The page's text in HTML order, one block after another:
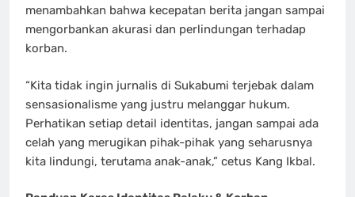
menambahkan bahwa kecepatan berita jangan sampai
mengorbankan akurasi dan perlindungan terhadap
korban.
“Kita tidak ingin jurnalis di Sukabumi terjebak dalam
sensasionalisme yang justru melanggar hukum.
Perhatikan setiap detail identitas, jangan sampai ada
celah yang merugikan pihak-pihak yang seharusnya
kita lindungi, terutama anak-anak,” cetus Kang Ikbal.